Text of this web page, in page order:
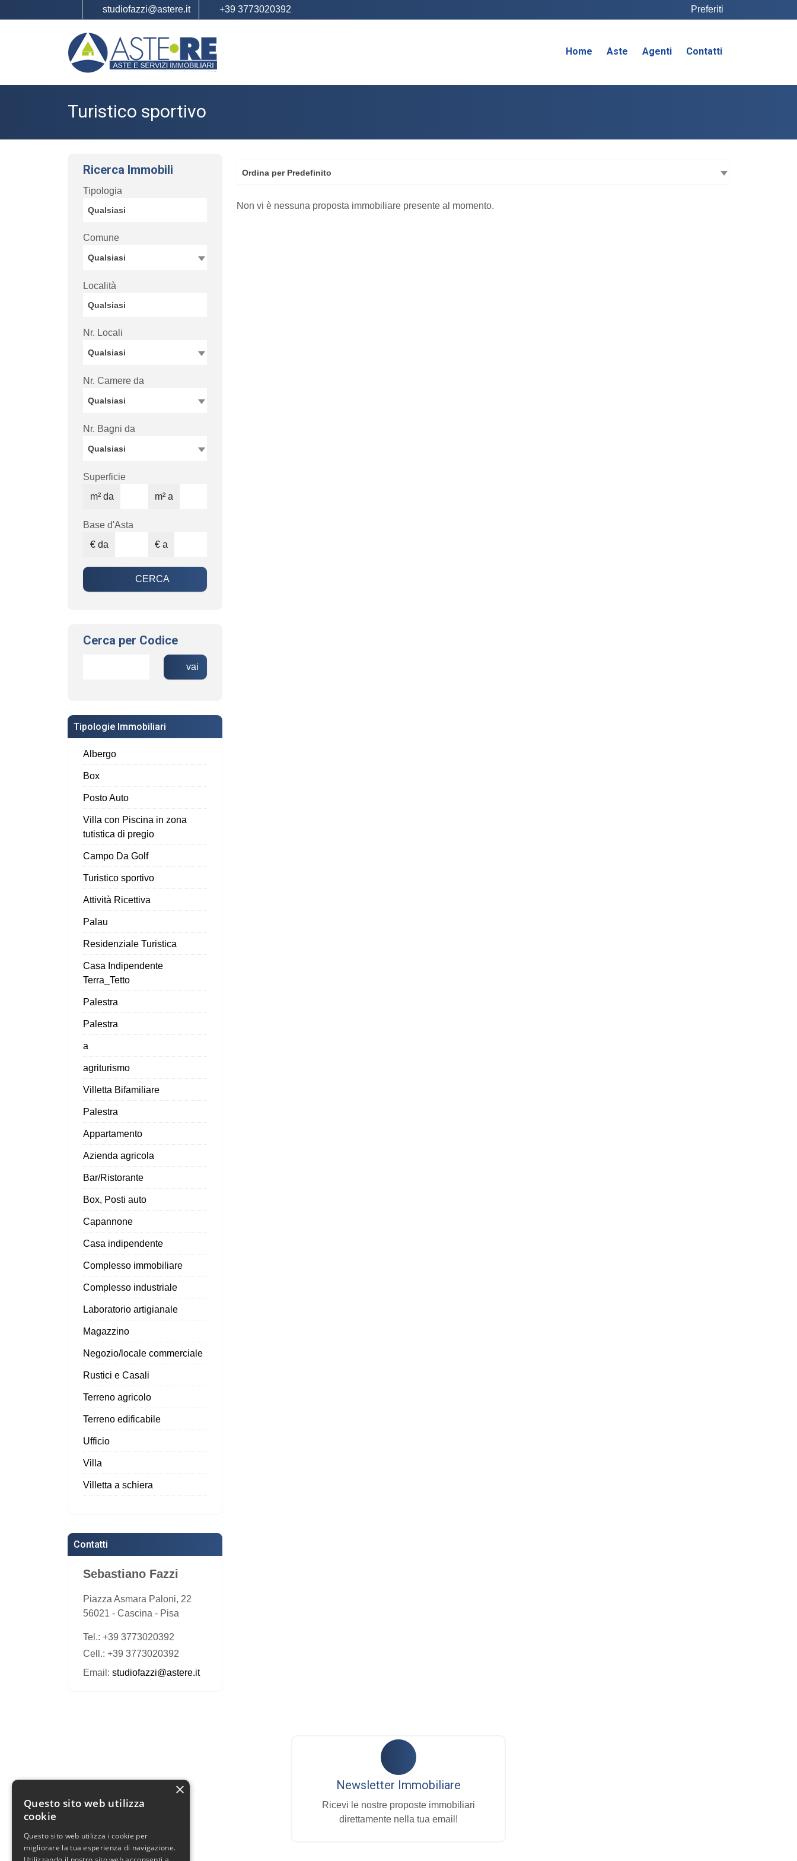
studiofazzi@astere.it +39 3773020392 Preferiti
Home Aste Agenti Contatti
Turistico sportivo
Ordina per Predefinito
Non vi è nessuna proposta immobiliare presente al momento.
Ricerca Immobili
Tipologia
Comune
Qualsiasi
Località
Nr. Locali
Qualsiasi
Nr. Camere da
Qualsiasi
Nr. Bagni da
Qualsiasi
Superficie
m² da
m² a
Base d'Asta
€ da
€ a
CERCA
Cerca per Codice
vai
Tipologie Immobiliari
Albergo
Box
Posto Auto
Villa con Piscina in zona
tutistica di pregio
Campo Da Golf
Turistico sportivo
Attività Ricettiva
Palau
Residenziale Turistica
Casa Indipendente
Terra_Tetto
Palestra
Palestra
a
agriturismo
Villetta Bifamiliare
Palestra
Appartamento
Azienda agricola
Bar/Ristorante
Box, Posti auto
Capannone
Casa indipendente
Complesso immobiliare
Complesso industriale
Laboratorio artigianale
Magazzino
Negozio/locale commerciale
Rustici e Casali
Terreno agricolo
Terreno edificabile
Ufficio
Villa
Villetta a schiera
Contatti
Sebastiano Fazzi
Piazza Asmara Paloni, 22
56021 - Cascina - Pisa
Tel.: +39 3773020392
Cell.: +39 3773020392
Email: studiofazzi@astere.it
Newsletter Immobiliare
Ricevi le nostre proposte immobiliari
direttamente nella tua email!
×
Questo sito web utilizza
cookie
Questo sito web utilizza i cookie per
migliorare la tua esperienza di navigazione.